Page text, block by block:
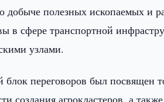
добыче полезных ископаемых и
в сфере транспортной
узлами.
блок переговоров был посвящен
создания агрокластеров, а